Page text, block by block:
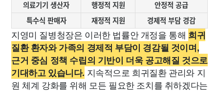
의료기기 생산자
행정적 지원
안정적 공급
특수식 판매자
재정적 지원 경제적 부담 경감
지영미 질병청장은 이러한 법률안 개정을 통해 희귀
질환 환자와 가족의 경제적 부담이 경감될 것이며,
근거 중심 정책 수립의 기반이 더욱 공고해질 것으로
기대하고 있습니다. 지속적으로 희귀질환 관리와 지
원 체계 강화를 위해 모든 필요한 조치를 취하겠다는